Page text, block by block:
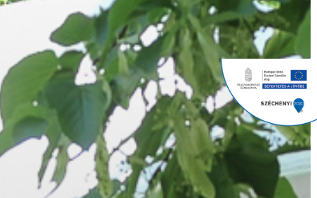
KIEMELT
LÁTVÁNYOSSÁGOK
GYÖNGYÖS
VÁROS
ÉRTÉKTÁRA
VÁROSUNKRÓL